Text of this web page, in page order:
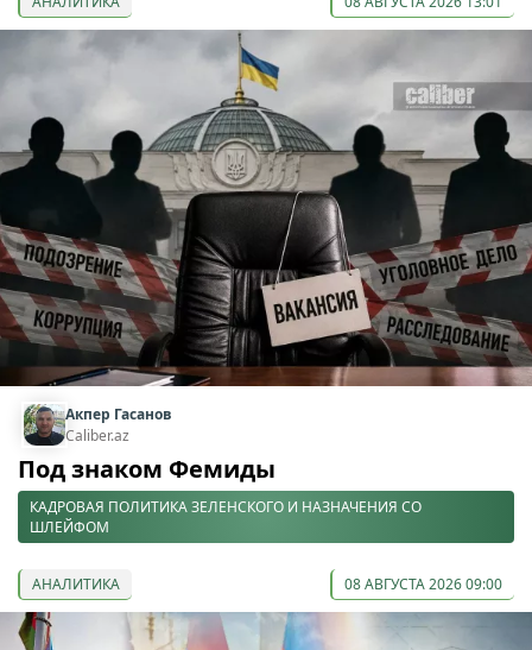
Акпер Гасанов
Caliber.az
Под знаком Фемиды
КАДРОВАЯ ПОЛИТИКА ЗЕЛЕНСКОГО И НАЗНАЧЕНИЯ СО
ШЛЕЙФОМ
АНАЛИТИКА 08 АВГУСТА 2026 09:00